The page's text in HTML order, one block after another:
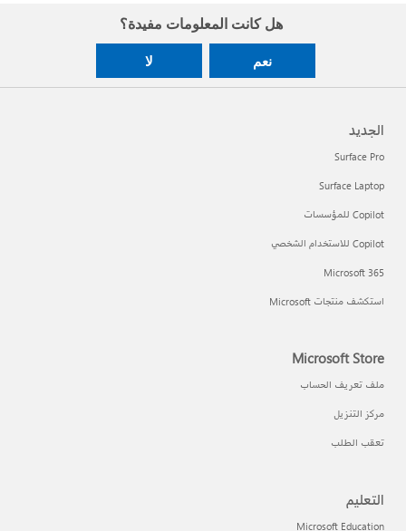
هل كانت المعلومات مفيدة؟
نعم لا
الجديد
Surface Pro
Surface Laptop
Copilot للمؤسسات
Copilot للاستخدام الشخصي
Microsoft 365
استكشف منتجات Microsoft
Microsoft Store
ملف تعريف الحساب
مركز التنزيل
تعقب الطلب
التعليم
Microsoft Education